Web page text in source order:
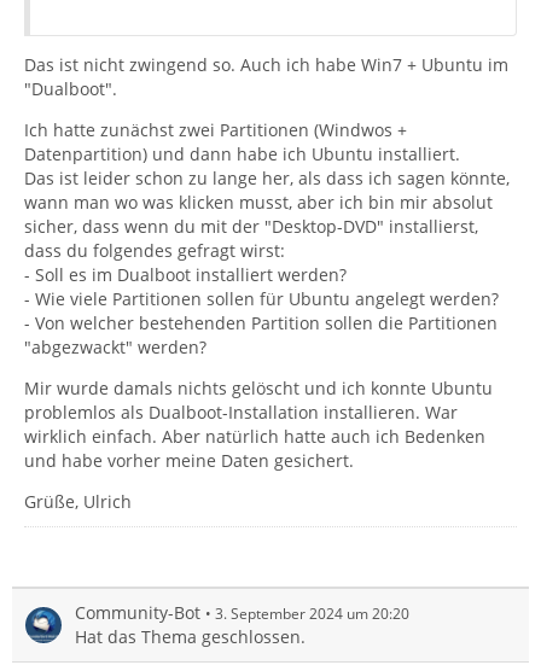
Das ist nicht zwingend so. Auch ich habe Win7 + Ubuntu im
"Dualboot".
Ich hatte zunächst zwei Partitionen (Windwos +
Datenpartition) und dann habe ich Ubuntu installiert.
Das ist leider schon zu lange her, als dass ich sagen könnte,
wann man wo was klicken musst, aber ich bin mir absolut
sicher, dass wenn du mit der "Desktop-DVD" installierst,
dass du folgendes gefragt wirst:
- Soll es im Dualboot installiert werden?
- Wie viele Partitionen sollen für Ubuntu angelegt werden?
- Von welcher bestehenden Partition sollen die Partitionen
"abgezwackt" werden?
Mir wurde damals nichts gelöscht und ich konnte Ubuntu
problemlos als Dualboot-Installation installieren. War
wirklich einfach. Aber natürlich hatte auch ich Bedenken
und habe vorher meine Daten gesichert.
Grüße, Ulrich
Community-Bot 3. September 2024 um 20:20
Hat das Thema geschlossen.